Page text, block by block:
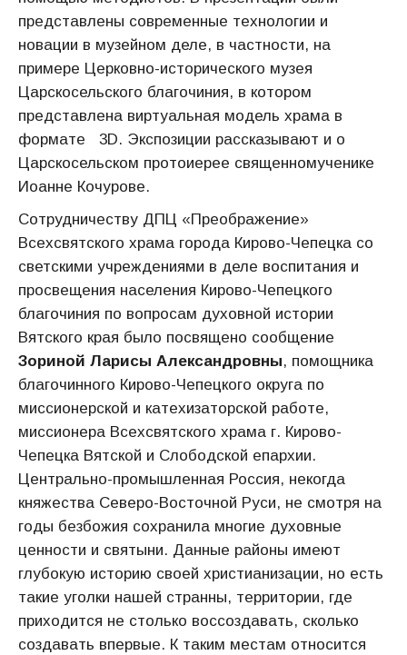
представлены современные технологии и
новации в музейном деле, в частности, на
примере Церковно-исторического музея
Царскосельского благочиния, в котором
представлена виртуальная модель храма в
формате 3D. Экспозиции рассказывают и о
Царскосельском протоиерее священномученике
Иоанне Кочурове.
Сотрудничеству ДПЦ «Преображение»
Всехсвятского храма города Кирово-Чепецка со
светскими учреждениями в деле воспитания и
просвещения населения Кирово-Чепецкого
благочиния по вопросам духовной истории
Вятского края было посвящено сообщение
Зориной Ларисы Александровны, помощника
благочинного Кирово-Чепецкого округа по
миссионерской и катехизаторской работе,
миссионера Всехсвятского храма г. Кирово-
Чепецка Вятской и Слободской епархии.
Центрально-промышленная Россия, некогда
княжества Северо-Восточной Руси, не смотря на
годы безбожия сохранила многие духовные
ценности и святыни. Данные районы имеют
глубокую историю своей христианизации, но есть
такие уголки нашей странны, территории, где
приходится не столько воссоздавать, сколько
создавать впервые. К таким местам относится